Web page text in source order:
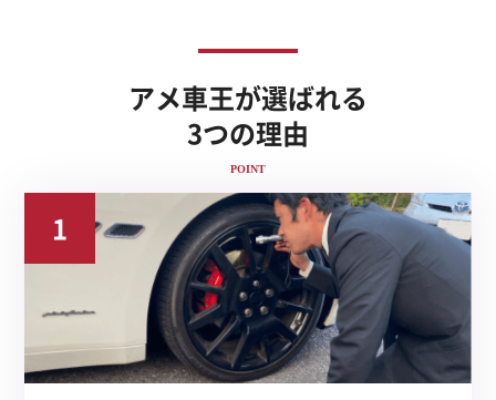
アメ車王が選ばれる
3つの理由
POINT
1